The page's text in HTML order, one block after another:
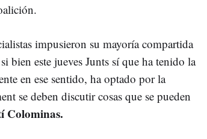
impusieron su mayoría compartida
bien este jueves Junts sí que ha tenido la
en ese sentido, ha optado por la
se deben discutir cosas que se pueden
Colominas.